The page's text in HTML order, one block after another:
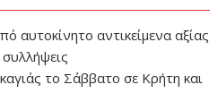
αυτοκίνητο αντικείμενα αξίας
το Σάββατο σε Κρήτη και